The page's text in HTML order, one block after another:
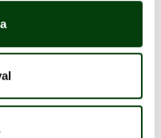
jobbet nästan